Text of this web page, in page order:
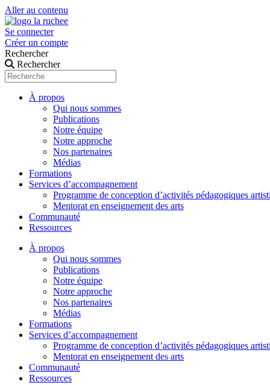
Aller au contenu
Se connecter
Créer un compte
Rechercher
Rechercher
À propos
Qui nous sommes
Publications
Notre équipe
Notre approche
Nos partenaires
Médias
Formations
Services d’accompagnement
Programme de conception d’activités pédagogiques
Mentorat en enseignement des arts
Communauté
Ressources
À propos
Qui nous sommes
Publications
Notre équipe
Notre approche
Nos partenaires
Médias
Formations
Services d’accompagnement
Programme de conception d’activités pédagogiques
Mentorat en enseignement des arts
Communauté
Ressources